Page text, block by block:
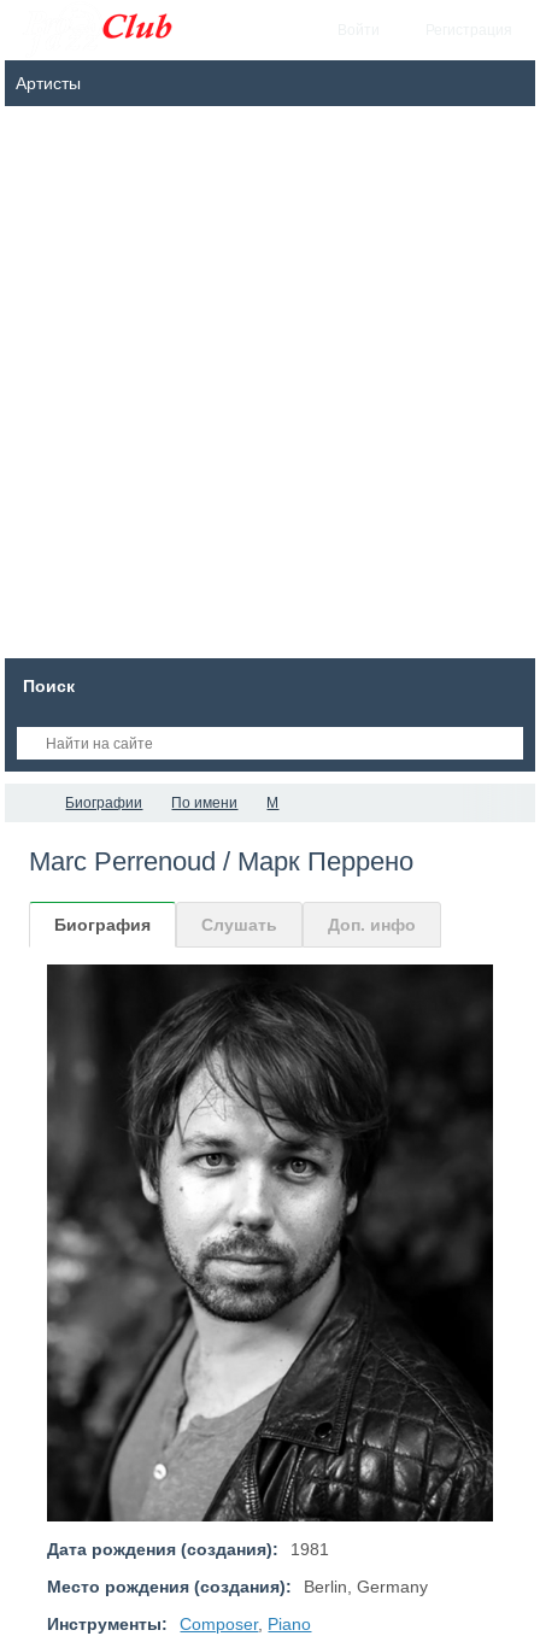
Поиск
Биографии По имени M
Marc Perrenoud / Марк Перрено
Биография Слушать Доп. инфо
Дата рождения (создания):
1981
Место рождения (создания):
Berlin, Germany
Инструменты:
Composer, Piano